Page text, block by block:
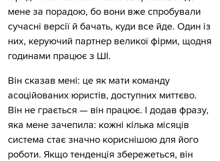
мене за порадою, бо вони вже спробували
сучасні версії й бачать, куди все йде. Один із
них, керуючий партнер великої фірми, щодня
годинами працює з ШІ.
Він сказав мені: це як мати команду
асоційованих юристів, доступних миттєво.
Він не грається — він працює. І додав фразу,
яка мене зачепила: кожні кілька місяців
система стає значно кориснішою для його
роботи. Якщо тенденція збережеться, він